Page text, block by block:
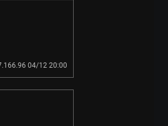
04/12 20:00